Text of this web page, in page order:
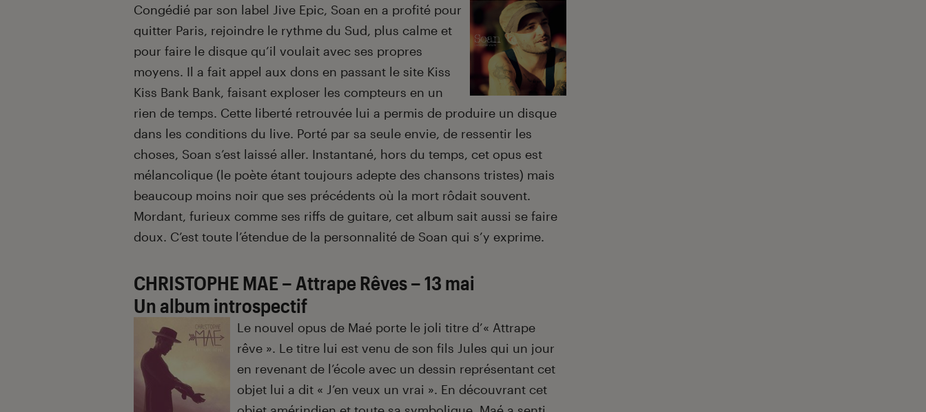
Congédié par son label Jive Epic, Soan en a profité pour
quitter Paris, rejoindre le rythme du Sud, plus calme et
pour faire le disque qu’il voulait avec ses propres
moyens. Il a fait appel aux dons en passant le site Kiss
Kiss Bank Bank, faisant exploser les compteurs en un
rien de temps. Cette liberté retrouvée lui a permis de produire un disque
dans les conditions du live. Porté par sa seule envie, de ressentir les
choses, Soan s’est laissé aller. Instantané, hors du temps, cet opus est
mélancolique (le poète étant toujours adepte des chansons tristes) mais
beaucoup moins noir que ses précédents où la mort rôdait souvent.
Mordant, furieux comme ses riffs de guitare, cet album sait aussi se faire
doux. C’est toute l’étendue de la personnalité de Soan qui s’y exprime.
CHRISTOPHE MAE – Attrape Rêves– 13 mai
Un album introspectif
Le nouvel opus de Maé porte le joli titre d’« Attrape
rêve ». Le titre lui est venu de son fils Jules qui un jour
en revenant de l’école avec un dessin représentant cet
objet lui a dit « J’en veux un vrai ». En découvrant cet